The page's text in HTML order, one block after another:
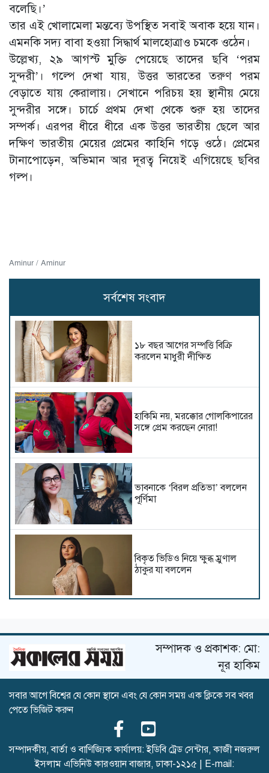
বলেছি।’
তার এই খোলামেলা মন্তব্যে উপস্থিত সবাই অবাক হয়ে যান।
এমনকি সদ্য বাবা হওয়া সিদ্ধার্থ মালহোত্রাও চমকে ওঠেন।
উল্লেখ্য, ২৯ আগস্ট মুক্তি পেয়েছে তাদের ছবি ‘পরম
সুন্দরী’। গল্পে দেখা যায়, উত্তর ভারতের তরুণ পরম
বেড়াতে যায় কেরালায়। সেখানে পরিচয় হয় স্থানীয় মেয়ে
সুন্দরীর সঙ্গে। চার্চে প্রথম দেখা থেকে শুরু হয় তাদের
সম্পর্ক। এরপর ধীরে ধীরে এক উত্তর ভারতীয় ছেলে আর
দক্ষিণ ভারতীয় মেয়ের প্রেমের কাহিনি গড়ে ওঠে। প্রেমের
টানাপোড়েন, অভিমান আর দূরত্ব নিয়েই এগিয়েছে ছবির
গল্প।
Aminur / Aminur
সর্বশেষ সংবাদ
১৮ বছর আগের সম্পত্তি বিক্রি
করলেন মাধুরী দীক্ষিত
হাকিমি নয়, মরক্কোর গোলকিপারের
সঙ্গে প্রেম করছেন নোরা!
ভাবনাকে ‘বিরল প্রতিভা’ বললেন
পূর্ণিমা
বিকৃত ভিডিও নিয়ে ক্ষুব্ধ ম্রুণাল
ঠাকুর যা বললেন
বিপাকে ভূমি পেডনেকর
এবার আয়ুষ্মানের নায়িকা হলেন
সম্পাদক ও প্রকাশক: মো:
নূর হাকিম
সবার আগে বিশ্বের যে কোন স্থানে এবং যে কোন সময় এক ক্লিকে সব খবর
পেতে ভিজিট করুন
সম্পাদকীয়, বার্তা ও বাণিজ্যিক কার্যালয়: ইডিবি ট্রেড সেন্টার, কাজী নজরুল
ইসলাম এভিনিউ কারওয়ান বাজার, ঢাকা-১২১৫ | E-mail: